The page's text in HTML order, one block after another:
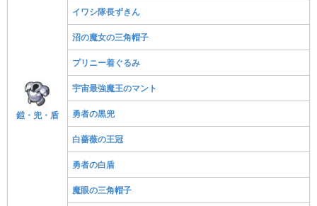
鎧・兜・盾
イワシ隊長ずきん
沼の魔女の三角帽子
プリニー着ぐるみ
宇宙最強魔王のマント
勇者の黒兜
白薔薇の王冠
勇者の白盾
魔眼の三角帽子